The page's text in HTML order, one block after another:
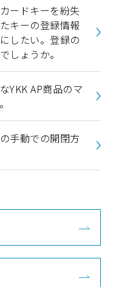
ードキーを紛失
キーの登録情報
したい。登録の
しょうか。
YKK AP商品のマ
手動での開閉方